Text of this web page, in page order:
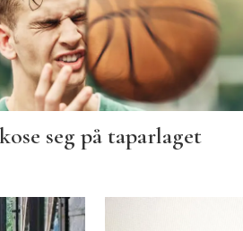
seg på taparlaget